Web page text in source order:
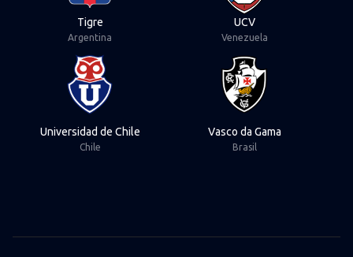
Tigre
Argentina
UCV
Venezuela
View Universidad de Chile
Universidad de Chile
Chile
View Vasco da
Vasco da Gama
Brasil